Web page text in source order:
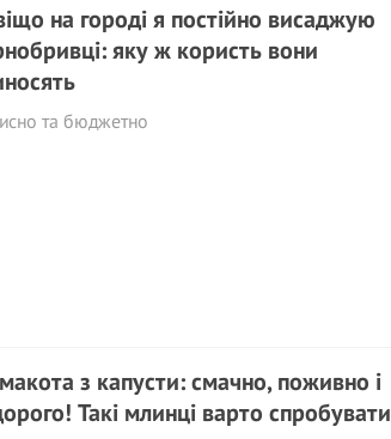
на городі я постійно висаджую
яку ж користь вони
та бюджетно